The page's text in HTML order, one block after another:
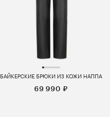
БАЙКЕРСКИЕ БРЮКИ ИЗ КОЖИ НАППА
69 990 ₽